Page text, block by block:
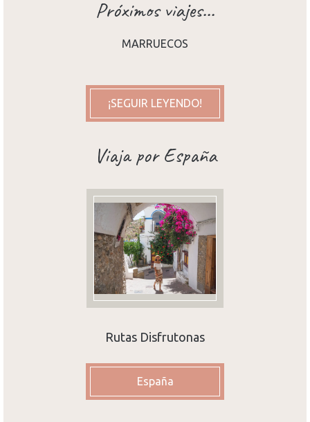
Próximos viajes...
MARRUECOS
¡SEGUIR LEYENDO!
Viaja por España
Rutas Disfrutonas
España